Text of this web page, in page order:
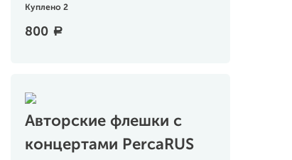
Куплено 2
800 a
Авторские флешки с
концертами PercaRUS